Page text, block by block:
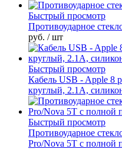
Быстрый просмотр
Противоударное
руб. / шт
Быстрый просмотр
Кабель USB - Apple 8
круглый, 2.1A,
Быстрый просмотр
Противоударное
Pro/Nova 5T с полной